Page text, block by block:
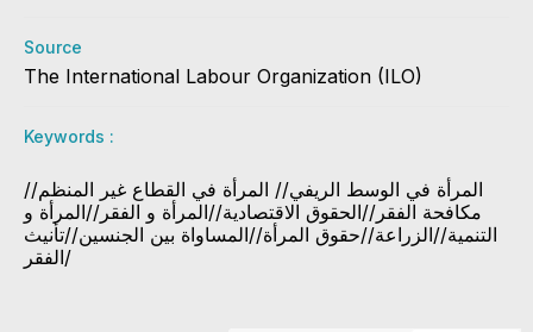
Source
The International Labour Organization (ILO)
Keywords :
المرأة في الوسط الريفي// المرأة في القطاع غير المنظم//
مكافحة الفقر//الحقوق الاقتصادية//المرأة و الفقر//المرأة و
التنمية//الزراعة//حقوق المرأة//المساواة بين الجنسين//تأنيث
الفقر/